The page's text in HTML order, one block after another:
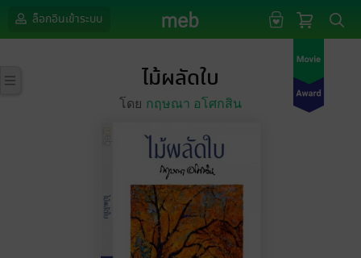
ล็อกอินเข้าระบบ
ไม้ผลัดใบ
โดย กฤษณา อโศกสิน